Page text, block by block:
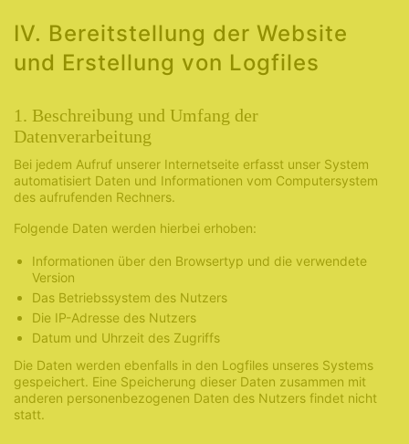
IV. Bereitstellung der Website
und Erstellung von Logfiles
1. Beschreibung und Umfang der
Datenverarbeitung
Bei jedem Aufruf unserer Internetseite erfasst unser System
automatisiert Daten und Informationen vom Computersystem
des aufrufenden Rechners.
Folgende Daten werden hierbei erhoben:
Informationen über den Browsertyp und die verwendete
Version
Das Betriebssystem des Nutzers
Die IP-Adresse des Nutzers
Datum und Uhrzeit des Zugriffs
Die Daten werden ebenfalls in den Logfiles unseres Systems
gespeichert. Eine Speicherung dieser Daten zusammen mit
anderen personenbezogenen Daten des Nutzers findet nicht
statt.